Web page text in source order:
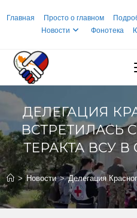
Главная Просто о главном
Новости
Фонотека
ДЕЛЕГАЦИЯ
ВСТРЕТИЛАСЬ
ТЕРАКТА ВСУ В
> Новости > Делегация